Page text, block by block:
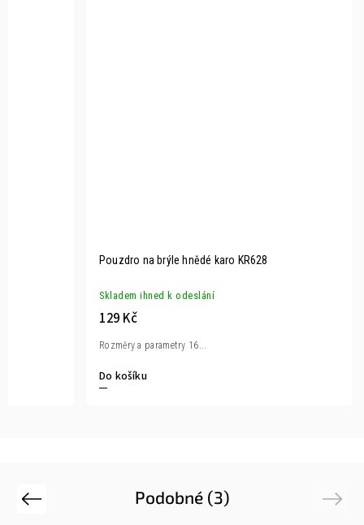
Pouzdro na brýle hnědé karo KR628
Skladem ihned k odeslání
129 Kč
Do košíku
Rozměry a parametry 16...
Podobné (3)
Previous Next